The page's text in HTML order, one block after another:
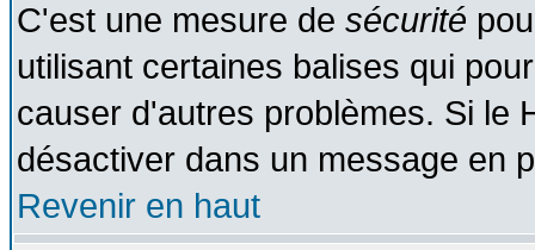
C'est une mesure de sécurité
utilisant certaines balises qui
causer d'autres problèmes. Si le
désactiver dans un message en
Revenir en haut